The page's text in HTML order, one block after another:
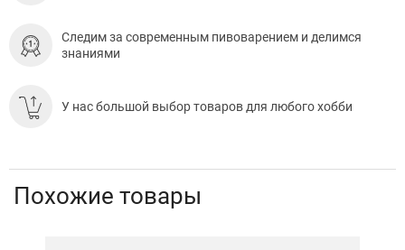
Следим за современным пивоварением и делимся
знаниями
У нас большой выбор товаров для любого хобби
Похожие товары